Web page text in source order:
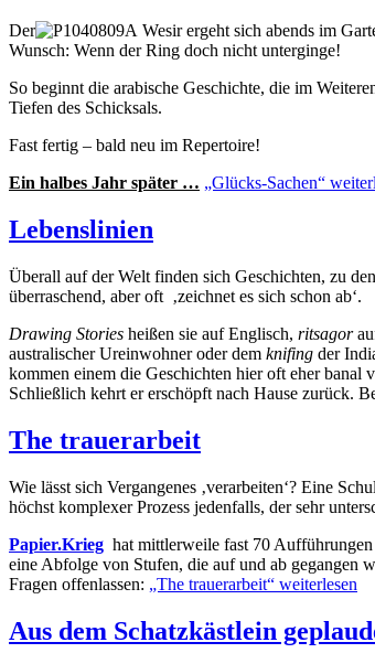
Der
Wesir ergeht sich abends im
Wunsch: Wenn der Ring doch nicht unterginge!
So beginnt die arabische Geschichte, die im
Tiefen des Schicksals.
Fast fertig – bald neu im Repertoire!
Ein halbes Jahr später … „Glücks-Sachen“
Lebenslinien
Überall auf der Welt finden sich Geschichten, zu
überraschend, aber oft ‚zeichnet es sich schon ab‘.
Drawing Stories heißen sie auf Englisch, ritsagor
australischer Ureinwohner oder dem knifing der
kommen einem die Geschichten hier oft eher banal
Schließlich kehrt er erschöpft nach Hause zurück.
The trauerarbeit
Wie lässt sich Vergangenes ‚verarbeiten‘? Eine
höchst komplexer Prozess jedenfalls, der sehr
Papier.Krieg hat mittlerweile fast 70 Aufführungen
eine Abfolge von Stufen, die auf und ab gegangen
Fragen offenlassen: „The trauerarbeit“ weiterlesen
Aus dem Schatzkästlein